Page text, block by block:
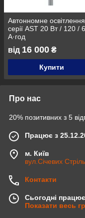
Aвтонномне освітлення
серії AST 20 Вт / 120 /
A·год
від 16 000 ₴
Купити
Про нас
20% позитивних з 5
Працює з
м. Київ
вул.Січевих
Контакти
Сьогодні
Показати весь